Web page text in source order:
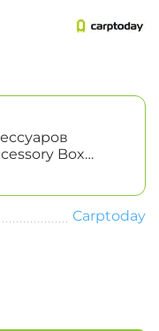
Box
Carptoday